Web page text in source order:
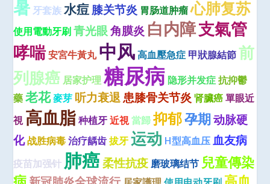
暑 牙套族 水痘膝关节炎 胃肠道肿瘤 心肺复苏
使用電動牙刷 青光眼 角膜炎 白内障支氣管
哮喘安宮牛黃丸 中风 高血壓急症 甲狀腺結節 前
列腺癌 居家护理 糖尿病 隐形并发症 抗抑鬱
藥 老花麥芽 听力衰退患膝骨关节炎 肾臟癌 單眼近
視 高血脂 种植牙 近視當歸 抑郁孕期动脉硬
化战胜病毒 治疗龋齿 拔牙 运动 H型高血压 血友病
疫苗加强针 肺癌柔性抗疫 磨玻璃结节 兒童傳染